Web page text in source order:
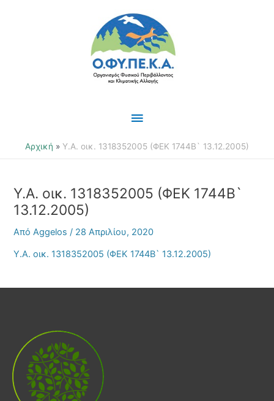
Κύριο
Μενού
Αρχική Υ.Α. οικ. 1318352005 (ΦΕΚ 1744Β` 13.12.2005)
Υ.Α. οικ. 1318352005 (ΦΕΚ 1744Β`
13.12.2005)
ΑπόAggelos/ 28 Απριλίου, 2020
Υ.Α. οικ. 1318352005 (ΦΕΚ 1744Β` 13.12.2005)